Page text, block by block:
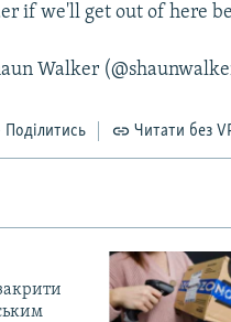
if we'll get out of here
Walker
Поділитись Читати без